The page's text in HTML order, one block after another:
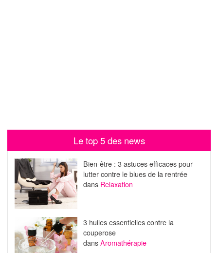
Le top 5 des news
Bien-être : 3 astuces efficaces pour
lutter contre le blues de la rentrée
dans Relaxation
3 huiles essentielles contre la
couperose
dansAromathérapie